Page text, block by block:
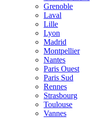
Grenoble
Laval
Lille
Lyon
Madrid
Montpellier
Nantes
Paris Ouest
Paris Sud
Rennes
Strasbourg
Toulouse
Vannes